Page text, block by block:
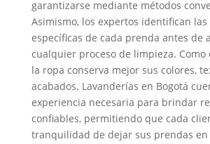
garantizarse mediante métodos
Asimismo, los expertos identifican las
específicas de cada prenda antes de
cualquier proceso de limpieza. Como
la ropa conserva mejor sus colores,
acabados. Lavanderías en Bogotá
experiencia necesaria para brindar
confiables, permitiendo que cada
tranquilidad de dejar sus prendas en